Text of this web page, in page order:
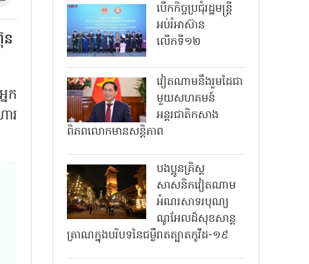
ន
ក
រ
បើកកិច្ចប្រជុំរដ្ឋមន្ត្រី
អប់រំអាស៊ាន
លើកទី១២
វៀតណាមនឹងរួមដៃជា
មួយសហគមន៍
អន្តរជាតិកសាង
ពិភពលោកមានសន្តិភាព
បងប្អូនគ្រិស្ត
សាសនិកវៀតណាម
អំណរសាទរបុណ្យ
ណូអែលដ៏សុខសាន្ត
ត្រាណក្នុងបរិបទនៃជម្ងឺរាតត្បាតកូវីដ-១៩